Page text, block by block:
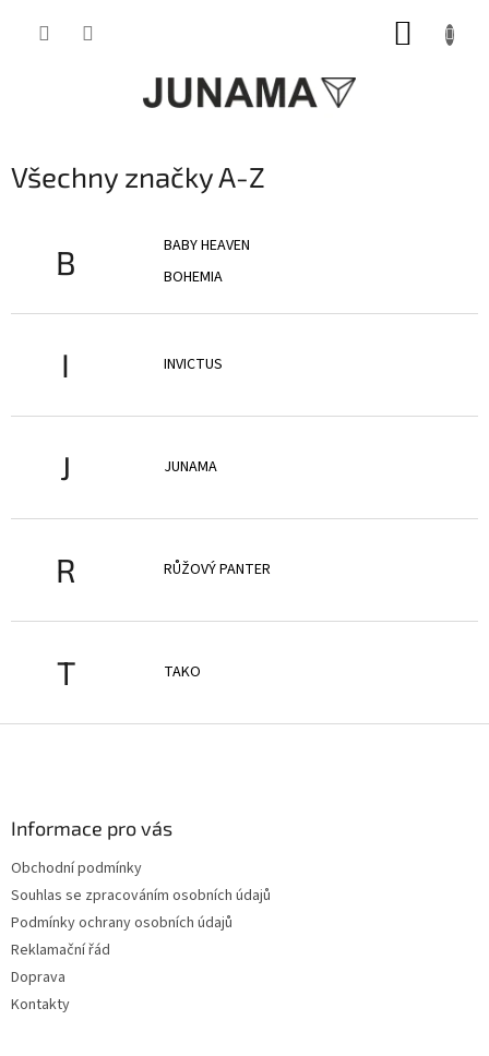
Všechny značky A-Z
B
BABY HEAVEN
BOHEMIA
I INVICTUS
J JUNAMA
R RŮŽOVÝ PANTER
T TAKO
Informace pro vás
Obchodní podmínky
Souhlas se zpracováním osobních údajů
Podmínky ochrany osobních údajů
Reklamační řád
Doprava
Kontakty